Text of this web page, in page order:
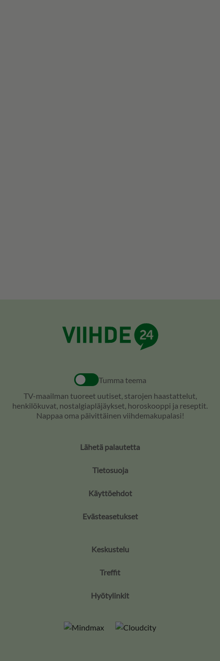
Tumma teema
TV-maailman tuoreet uutiset, starojen haastattelut,
henkilökuvat, nostalgiapläjäykset, horoskooppi ja reseptit.
Nappaa oma päivittäinen viihdemakupalasi!
Lähetä palautetta
Tietosuoja
Käyttöehdot
Evästeasetukset
Keskustelu
Treffit
Hyötylinkit